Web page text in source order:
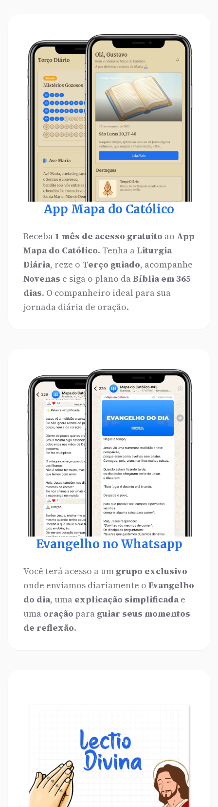
App Mapa do Católico
Receba 1 mês de acesso gratuito ao App
Mapa do Católico. Tenha aLiturgia
Diária, reze o Terço guiado, acompanhe
Novenas e siga o plano daBíblia em 365
dias. O companheiro ideal para sua
jornada diária de oração.
Evangelho no Whatsapp
Você terá acesso a um grupo exclusivo
onde enviamos diariamente o Evangelho
do dia, uma explicação simplificadae
uma oração para guiar seus momentos
de reflexão.